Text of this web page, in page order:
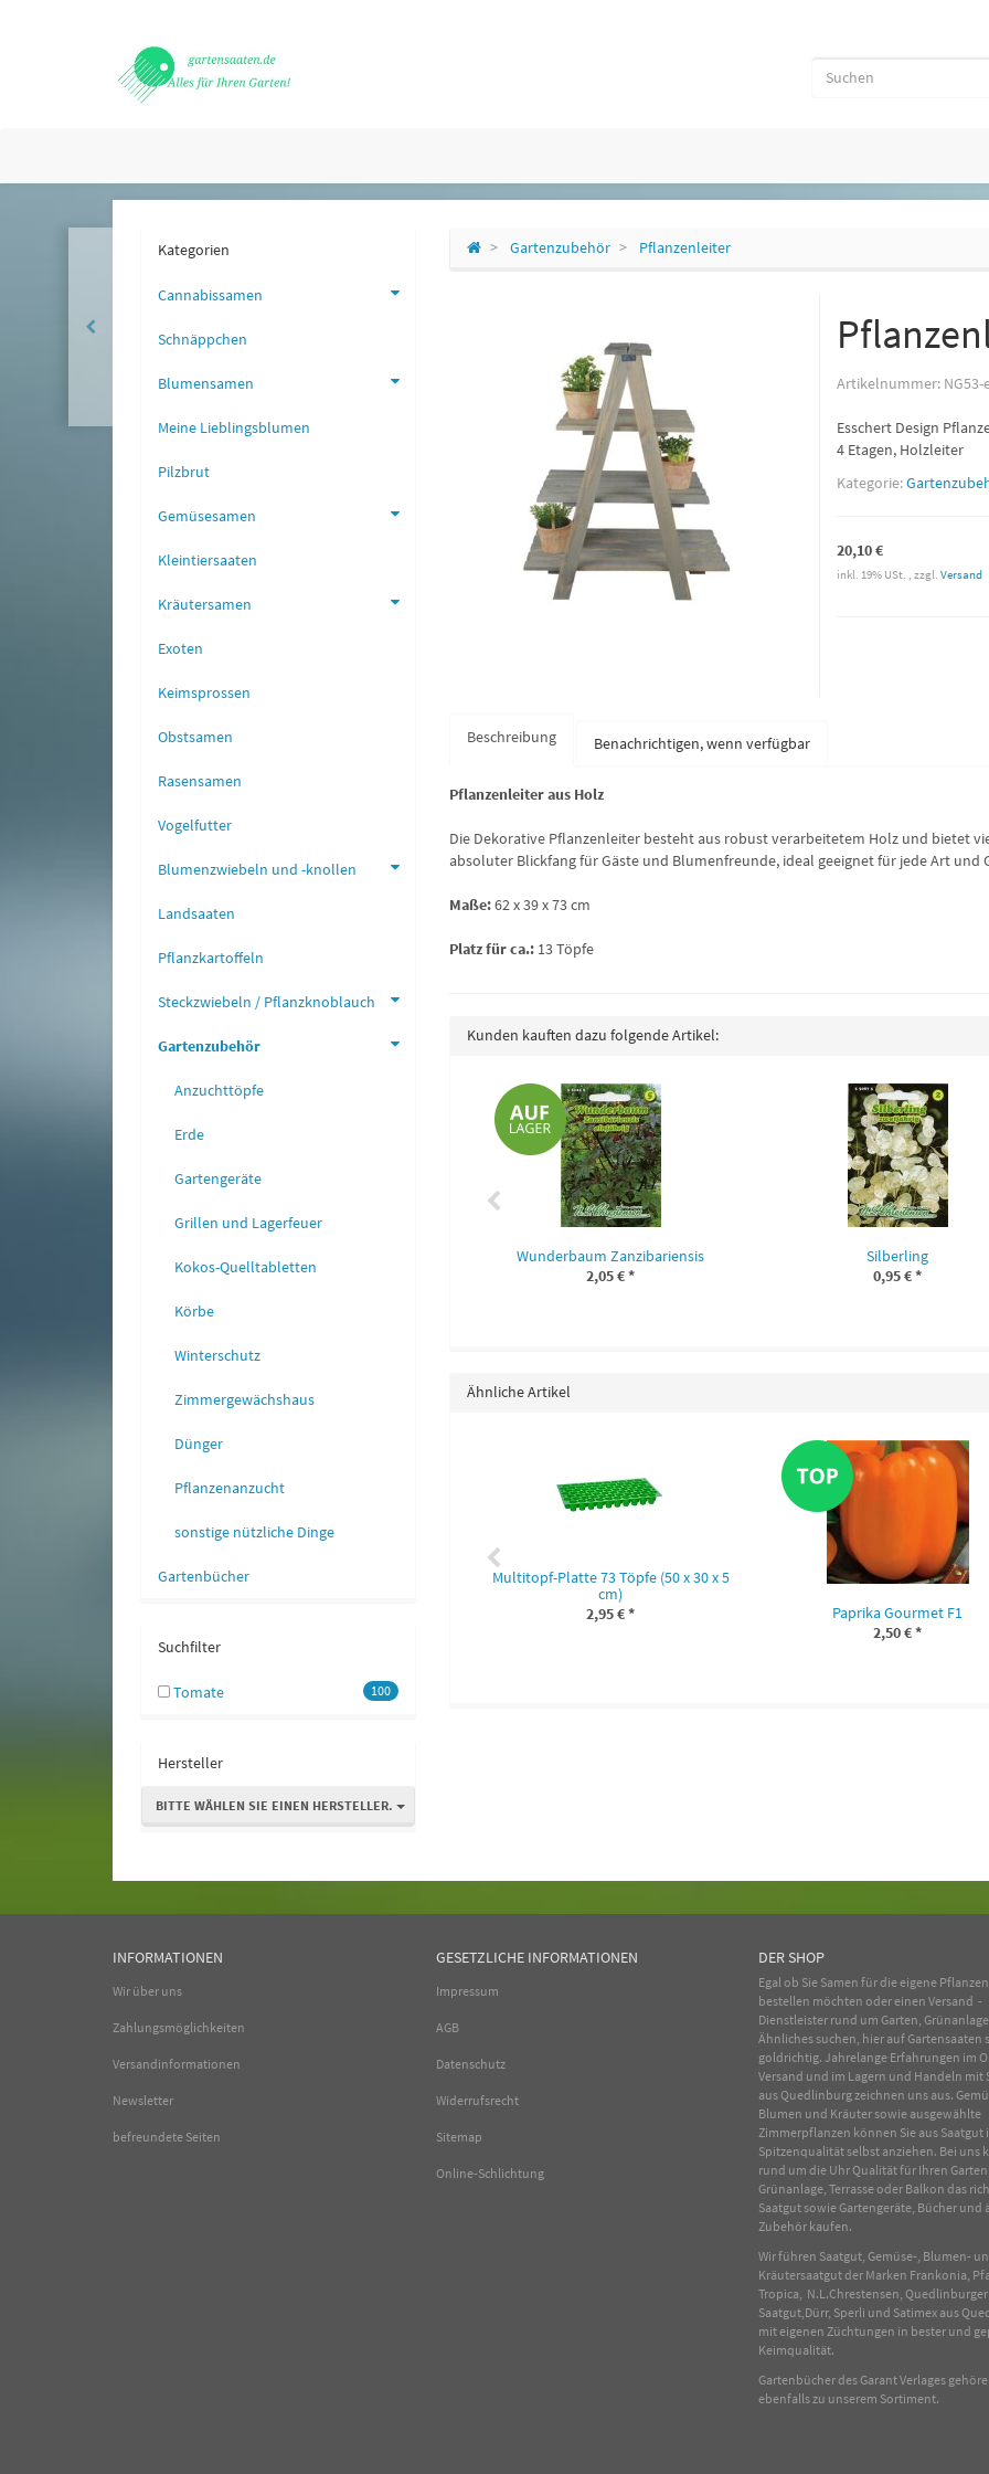
Gartenzubehör Pflanzenleiter
Artikelnummer: NG53-
Esschert Design
4 Etagen, Holzleiter
Kategorie:
20,10 €
inkl. 19% USt. , zzgl. Versand
Beschreibung Benachrichtigen, wenn verfügbar
Pflanzenleiter aus Holz
Die Dekorative Pflanzenleiter besteht aus robust verarbeitetem Holz und bietet
absoluter Blickfang für Gäste und Blumenfreunde, ideal geeignet für jede Art und
Maße:62 x 39 x 73 cm
Platz für ca.: 13 Töpfe
Kunden kauften dazu folgende Artikel:
Wunderbaum Zanzibariensis
2,05 €*
Silberling
0,95 €*
Ähnliche Artikel
Multitopf-Platte 73 Töpfe (50 x 30 x 5
cm)
2,95 €*
Paprika Gourmet F1
2,50 €*
Kategorien
Cannabissamen
Schnäppchen
Blumensamen
Meine Lieblingsblumen
Pilzbrut
Gemüsesamen
Kleintiersaaten
Kräutersamen
Exoten
Keimsprossen
Obstsamen
Rasensamen
Vogelfutter
Blumenzwiebeln und -knollen
Landsaaten
Pflanzkartoffeln
Steckzwiebeln / Pflanzknoblauch
Gartenzubehör
Anzuchttöpfe
Erde
Gartengeräte
Grillen und Lagerfeuer
Kokos-Quelltabletten
Körbe
Winterschutz
Zimmergewächshaus
Dünger
Pflanzenanzucht
sonstige nützliche Dinge
Gartenbücher
Suchfilter
100
Tomate
Hersteller
BITTE WÄHLEN SIE EINEN HERSTELLER.
INFORMATIONEN
Wir über uns
Zahlungsmöglichkeiten
Versandinformationen
Newsletter
befreundete Seiten
GESETZLICHE INFORMATIONEN
Impressum
AGB
Datenschutz
Widerrufsrecht
Sitemap
Online-Schlichtung
DER SHOP
Egal ob Sie Samen für die eigene
bestellen möchten oder einen Versand -
Dienstleister rund um Garten,
Ähnliches suchen, hier auf Gartensaaten
goldrichtig. Jahrelange Erfahrungen im
Versand und im Lagern und Handeln mit
aus Quedlinburg zeichnen uns aus.
Blumen und Kräuter sowie ausgewählte
Zimmerpflanzen können Sie aus Saatgut
Spitzenqualität selbst anziehen. Bei uns
rund um die Uhr Qualität für Ihren Garten,
Grünanlage, Terrasse oder Balkon das
Saatgut sowie Gartengeräte, Bücher und
Zubehör kaufen.
Wir führen Saatgut, Gemüse-, Blumen-
Kräutersaatgut der Marken Frankonia,
Tropica, N.L.Chrestensen, Quedlinburger
Saatgut,Dürr, Sperli und Satimex aus
mit eigenen Züchtungen in bester und
Keimqualität.
Gartenbücher des Garant Verlages
ebenfalls zu unserem Sortiment.